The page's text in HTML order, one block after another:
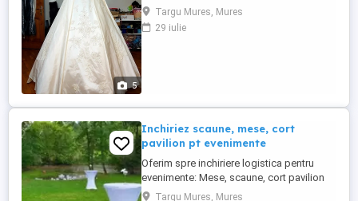
5
piesă unică ce emană frumusețe și
eleganță. Perfectă pentru a-ți etala grația
în cea mai importantă zi a vieții tale.
Targu Mures, Mures
29 iulie
Inchiriez scaune, mese, cort
pavilion pt evenimente
Oferim spre inchiriere logistica pentru
evenimente: Mese, scaune, cort pavilion
Targu Mures, Mures